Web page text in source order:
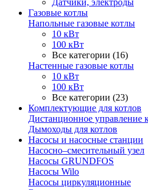
Датчики, электроды
Газовые котлы
Напольные газовые котлы
10 кВт
100 кВт
Все категории (16)
Настенные газовые котлы
10 кВт
100 кВт
Все категории (23)
Комплектующие для котлов
Дистанционное управление
Дымоходы для котлов
Насосы и насосные станции
Насосно–смесительный узел
Насосы GRUNDFOS
Насосы Wilo
Насосы циркуляционные